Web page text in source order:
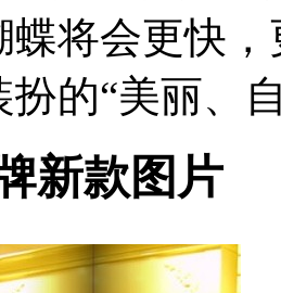
蝶将会更快
的“美丽、
新款图片